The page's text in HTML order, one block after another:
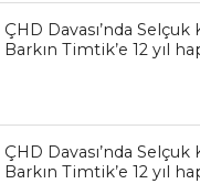
ÇHD Davası’nda Selçuk
Barkın Timtik’e 12 yıl
ÇHD Davası’nda Selçuk
Barkın Timtik’e 12 yıl